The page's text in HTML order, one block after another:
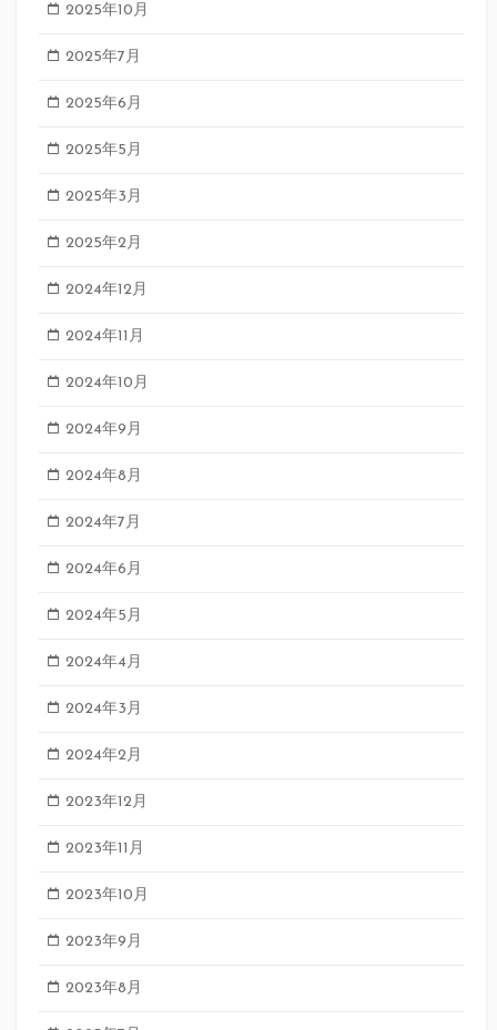
2025年10月
2025年7月
2025年6月
2025年5月
2025年3月
2025年2月
2024年12月
2024年11月
2024年10月
2024年9月
2024年8月
2024年7月
2024年6月
2024年5月
2024年4月
2024年3月
2024年2月
2023年12月
2023年11月
2023年10月
2023年9月
2023年8月